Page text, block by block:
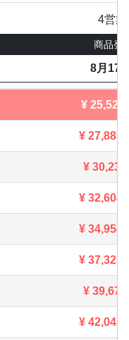
4営
商品発
8月17
¥ 25,520
¥ 27,885
¥ 30,239
¥ 32,604
¥ 34,958
¥ 37,323
¥ 39,677
¥ 42,042